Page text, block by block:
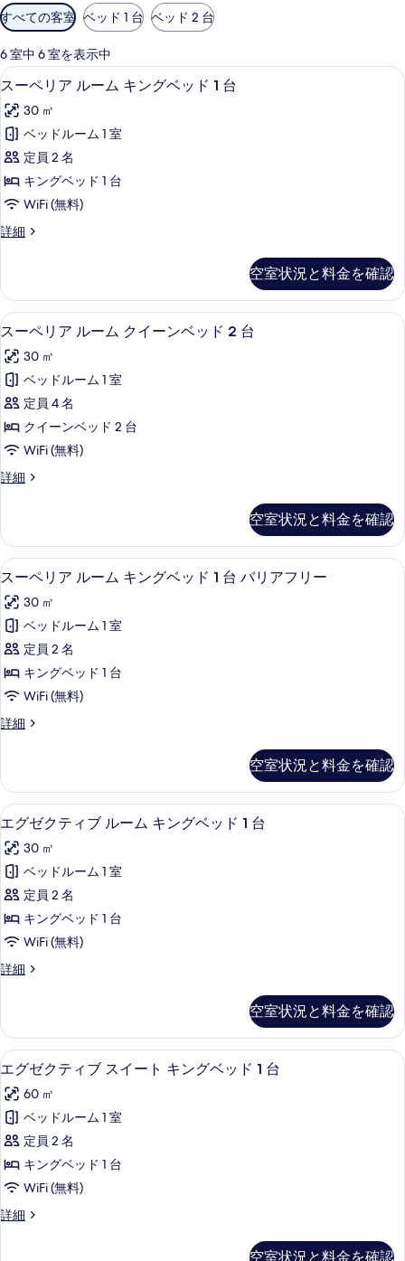
利
用
可
能
な
客
室
の
り
込
み
すべての客室 ベッド 1 台 ベッド 2 台
6 室中 6 室を表示中
ス
ー
ペ
リ
ア
ル
ー
ム
ン
グ
ベ
ッ
ド
1
台
の
す
の
写
真
を
表
示
す
る
高級寝具、ミニバー、セーフティボ
7
スーペリア ルーム キングベッド 1 台
30 ㎡
ベッドルーム 1 室
定員 2 名
キングベッド 1 台
WiFi (無料)
詳細
ス
ア
ル
ー
キ
ン
ベ
ッ
ド
台
空室状況と料金を確認
ス
ー
ペ
リ
ア
ル
ー
ム
イ
ー
ン
ベ
ッ
ド
2
台
の
て
の
写
真
を
表
示
す
る
高級寝具、ミニバー、セーフティボ
8
スーペリア ルーム クイーンベッド 2 台
30 ㎡
ベッドルーム 1 室
定員 4 名
クイーンベッド 2 台
WiFi (無料)
詳細
ス
ア
ル
ー
ク
イ
ン
ベ
ッ
ド
2
細
空室状況と料金を確認
ス
ー
ペ
リ
ア
ル
ー
ム
ン
グ
ベ
ッ
ド
1
台
バ
リ
リ
ー
の
す
べ
て
の
写
真
スーペリア ルーム キングベッド 1
7
スーペリア ルーム キングベッド 1 台 バリアフリー
30 ㎡
ベッドルーム 1 室
定員 2 名
キングベッド 1 台
WiFi (無料)
詳細
ス
ア
ル
ー
キ
ン
ベ
ッ
ド
台
フ
リ
ー
詳
細
空室状況と料金を確認
エ
グ
ゼ
ク
テ
ィ
ブ
ル
ム
キ
ン
グ
ベ
ッ
ド
1
台
高級寝具、ミニバー、セーフティボ
7
エグゼクティブ ルーム キングベッド 1 台
30 ㎡
ベッドルーム 1 室
定員 2 名
キングベッド 1 台
WiFi (無料)
詳細
エ
テ
ィ
ブ
ー
ム
ン
グ
ベ
ッ
ド
空室状況と料金を確認
エ
グ
ゼ
ク
テ
ィ
ブ
ス
エグゼクティブ スイート キングベ
11
エグゼクティブ スイート キングベッド 1 台
60 ㎡
ベッドルーム 1 室
定員 2 名
キングベッド 1 台
WiFi (無料)
詳細
エ
空室状況と料金を確認